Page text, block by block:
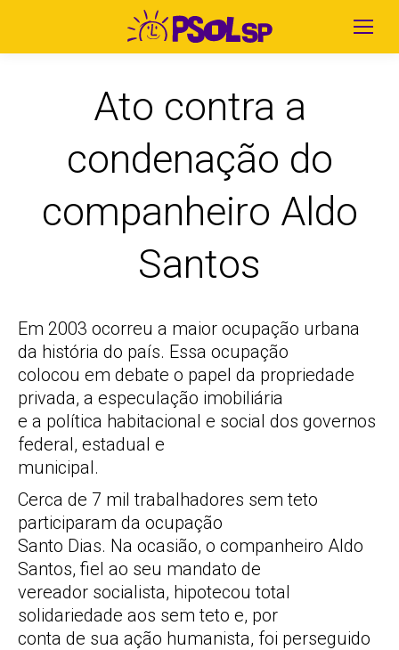
Ato contra a
condenação do
companheiro Aldo
Santos
Em 2003 ocorreu a maior ocupação urbana
da história do país. Essa ocupação
colocou em debate o papel da propriedade
privada, a especulação imobiliária
e a política habitacional e social dos governos
federal, estadual e
municipal.
Cerca de 7 mil trabalhadores sem teto
participaram da ocupação
Santo Dias. Na ocasião, o companheiro Aldo
Santos, fiel ao seu mandato de
vereador socialista, hipotecou total
solidariedade aos sem teto e, por
conta de sua ação humanista, foi perseguido